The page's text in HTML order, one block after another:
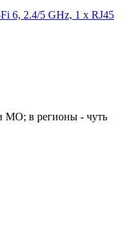
6, 2.4/5 GHz, 1 x RJ45
МО; в регионы - чуть